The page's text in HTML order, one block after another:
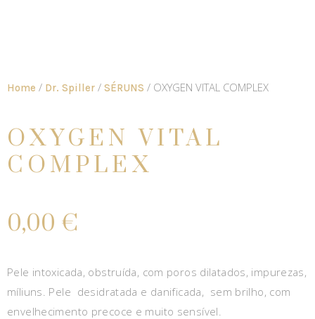
Home / Dr. Spiller / SÉRUNS / OXYGEN VITAL COMPLEX
OXYGEN VITAL
COMPLEX
0,00 €
Pele intoxicada, obstruída, com poros dilatados, impurezas,
míliuns. Pele desidratada e danificada, sem brilho, com
envelhecimento precoce e muito sensível.